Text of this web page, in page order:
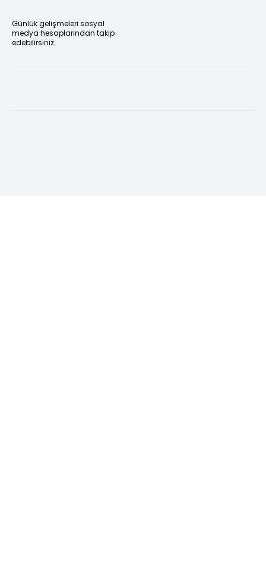
Günlük gelişmeleri sosyal
medya hesaplarından takip
edebilirsiniz.